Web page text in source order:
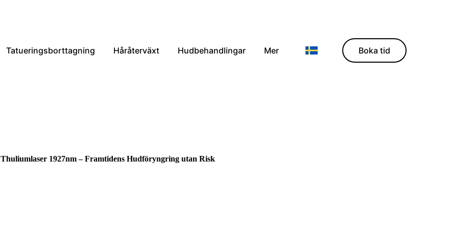
Tatueringsborttagning Håråterväxt Hudbehandlingar Mer Boka tid
Thuliumlaser 1927nm – Framtidens Hudföryngring utan Risk